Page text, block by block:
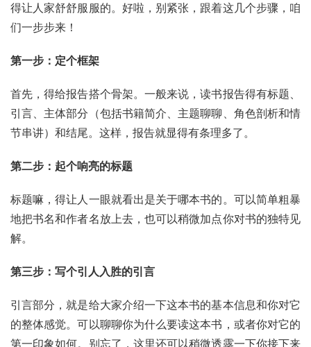
得让人家舒舒服服的。好啦，别紧张，跟着这几个步骤，咱
们一步步来！
第一步：定个框架
首先，得给报告搭个骨架。一般来说，读书报告得有标题、
引言、主体部分（包括书籍简介、主题聊聊、角色剖析和情
节串讲）和结尾。这样，报告就显得有条理多了。
第二步：起个响亮的标题
标题嘛，得让人一眼就看出是关于哪本书的。可以简单粗暴
地把书名和作者名放上去，也可以稍微加点你对书的独特见
解。
第三步：写个引人入胜的引言
引言部分，就是给大家介绍一下这本书的基本信息和你对它
的整体感觉。可以聊聊你为什么要读这本书，或者你对它的
第一印象如何。别忘了，这里还可以稍微透露一下你接下来